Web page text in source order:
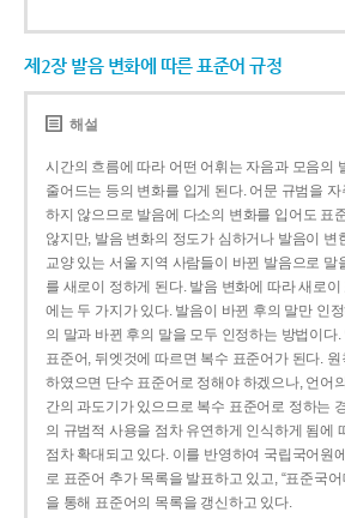
제2장 발음 변화에 따른 표준어 규정
해설
시간의 흐름에 따라 어떤 어휘는 자음과 모음의
줄어드는 등의 변화를 입게 된다. 어문 규범을
하지 않으므로 발음에 다소의 변화를 입어도 표
않지만, 발음 변화의 정도가 심하거나 발음이 변
교양 있는 서울 지역 사람들이 바뀐 발음으로 말
를 새로이 정하게 된다. 발음 변화에 따라 새로
에는 두 가지가 있다. 발음이 바뀐 후의 말만 인
의 말과 바뀐 후의 말을 모두 인정하는 방법이다
표준어, 뒤엣것에 따르면 복수 표준어가 된다.
하였으면 단수 표준어로 정해야 하겠으나, 언어
간의 과도기가 있으므로 복수 표준어로 정하는
의 규범적 사용을 점차 유연하게 인식하게 됨에
점차 확대되고 있다. 이를 반영하여 국립국어원
로 표준어 추가 목록을 발표하고 있고, “표준국
을 통해 표준어의 목록을 갱신하고 있다.